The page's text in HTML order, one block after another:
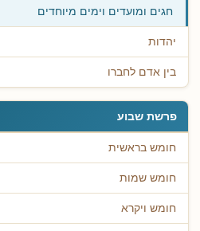
חגים ומועדים וימים מיוחדים
יהדות
בין אדם לחברו
פרשת שבוע
חומש בראשית
חומש שמות
חומש ויקרא